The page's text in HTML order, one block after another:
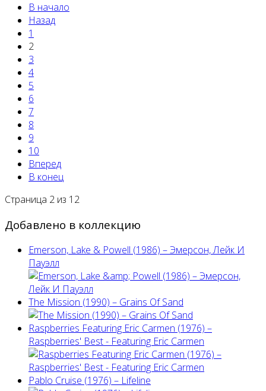
В начало
Назад
1
2
3
4
5
6
7
8
9
10
Вперед
В конец
Страница 2 из 12
Добавлено в коллекцию
Emerson, Lake & Powell (1986) ‎– Эмерсон, Лейк И
Пауэлл
The Mission (1990) – Grains Of Sand
Raspberries Featuring Eric Carmen (1976) –
Raspberries' Best - Featuring Eric Carmen
Pablo Cruise (1976) – Lifeline